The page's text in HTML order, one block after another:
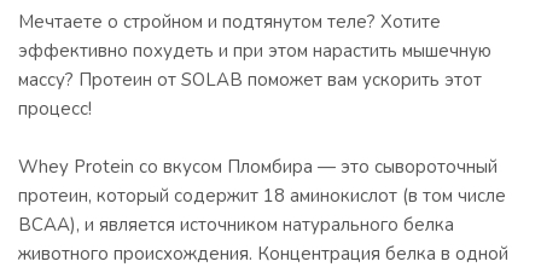
Мечтаете о стройном и подтянутом теле? Хотите
эффективно похудеть и при этом нарастить мышечную
массу? Протеин от SOLAB поможет вам ускорить этот
процесс!
Whey Protein со вкусом Пломбира — это сывороточный
протеин, который содержит 18 аминокислот (в том числе
ВСАА), и является источником натурального белка
животного происхождения. Концентрация белка в одной